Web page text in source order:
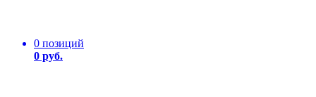
0 позиций
0 руб.